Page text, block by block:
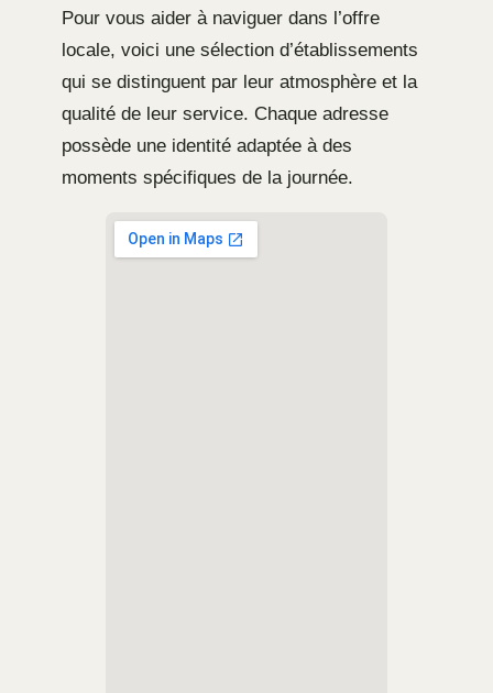
Pour vous aider à naviguer dans l’offre
locale, voici une sélection d’établissements
qui se distinguent par leur atmosphère et la
qualité de leur service. Chaque adresse
possède une identité adaptée à des
moments spécifiques de la journée.